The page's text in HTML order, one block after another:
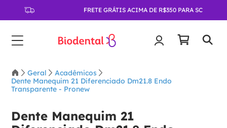
FRETE GRÁTIS ACIMA DE R$350 PARA SC
Geral
Acadêmicos
Dente Manequim 21 Diferenciado Dm21.8 Endo
Transparente - Pronew
Dente Manequim 21